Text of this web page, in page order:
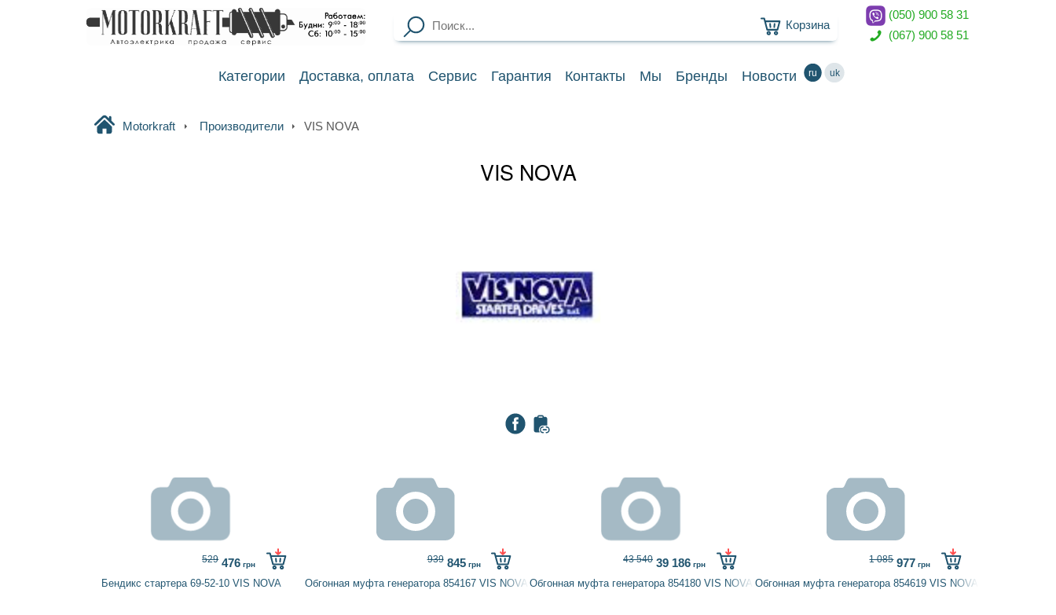
(050) 900 58 31
(067) 900 58 51
Категории Доставка, оплата Сервис Гарантия Контакты Мы Бренды Новости ru uk
Корзина
Motorkraft Производители VIS NOVA
VIS NOVA
Бендикс стартера 69-52-10 VIS NOVA
529 476 грн
Обгонная муфта генератора 854167 VIS NOVA
939 845грн
Обгонная муфта генератора 854180 VIS NOVA
43 540 39 186 грн
Обгонная муфта генератора 854619 VIS NOVA
1 085 977 грн